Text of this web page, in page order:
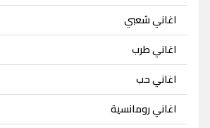
اغاني شعبي
اغاني طرب
اغاني حب
اغاني رومانسية